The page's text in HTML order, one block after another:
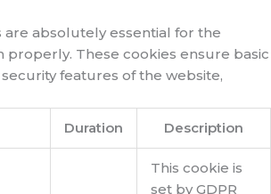
are absolutely essential for the
properly. These cookies ensure basic
features of the website,
Duration Description
This cookie is
set by GDPR